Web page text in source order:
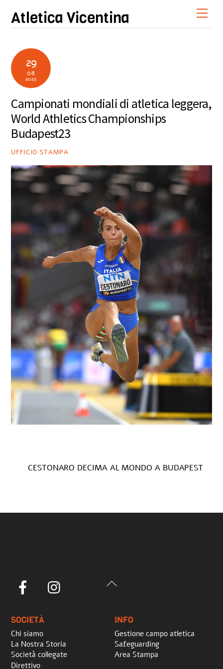
content
Atletica Vicentina
29
08
2023
Campionati mondiali di atletica leggera,
World Athletics Championships
Budapest23
UFFICIO STAMPA
CESTONARO DECIMA AL MONDO A BUDAPEST
Back
Facebook
SOCIETÀ
Chi siamo
La Nostra Storia
Società collegate
Direttivo
INFO
Gestione campo atletica
Safeguarding
Area Stampa